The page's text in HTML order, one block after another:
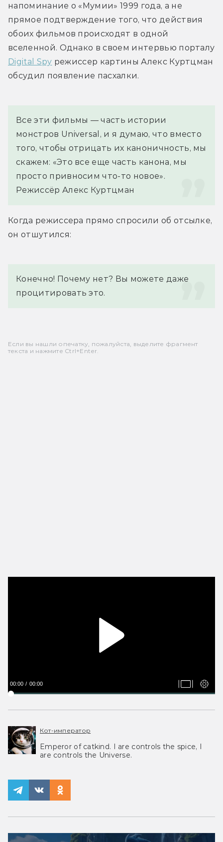
напоминание о «Мумии» 1999 года, а не
прямое подтверждение того, что действия
обоих фильмов происходят в одной
Digital Spy режиссер картины Алекс Куртцман
обсудил появление пасхалки.
Все эти фильмы — часть истории
монстров Universal, и я думаю, что вместо
того, чтобы отрицать их каноничность, мы
скажем: «Это все еще часть канона, мы
просто привносим что-то новое».
Режиссёр Алекс Куртцман
Когда режиссера прямо спросили об отсылке,
он отшутился:
Конечно! Почему нет? Вы можете даже
процитировать это.
Если вы нашли опечатку, пожалуйста, выделите фрагмент
текста и нажмите Ctrl+Enter.
00:00 00:00
Кот-император
Emperor of catkind. I are controls the spice, I
are controls the Universe.